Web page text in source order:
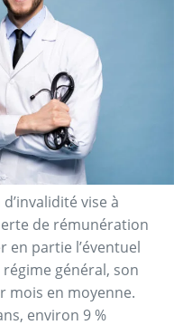
vise à
de rémunération
en partie l’éventuel
général, son
mois en moyenne.
environ 9 %